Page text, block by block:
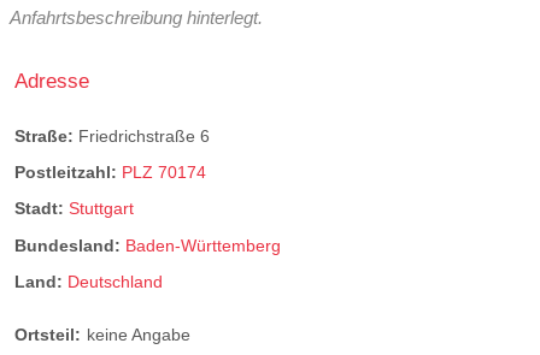
Anfahrtsbeschreibung hinterlegt.
Adresse
Straße: Friedrichstraße 6
Postleitzahl: PLZ 70174
Stadt: Stuttgart
Bundesland: Baden-Württemberg
Land: Deutschland
Ortsteil: keine Angabe